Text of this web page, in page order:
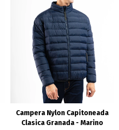
Campera Nylon Capitoneada
Clasica Granada - Marino